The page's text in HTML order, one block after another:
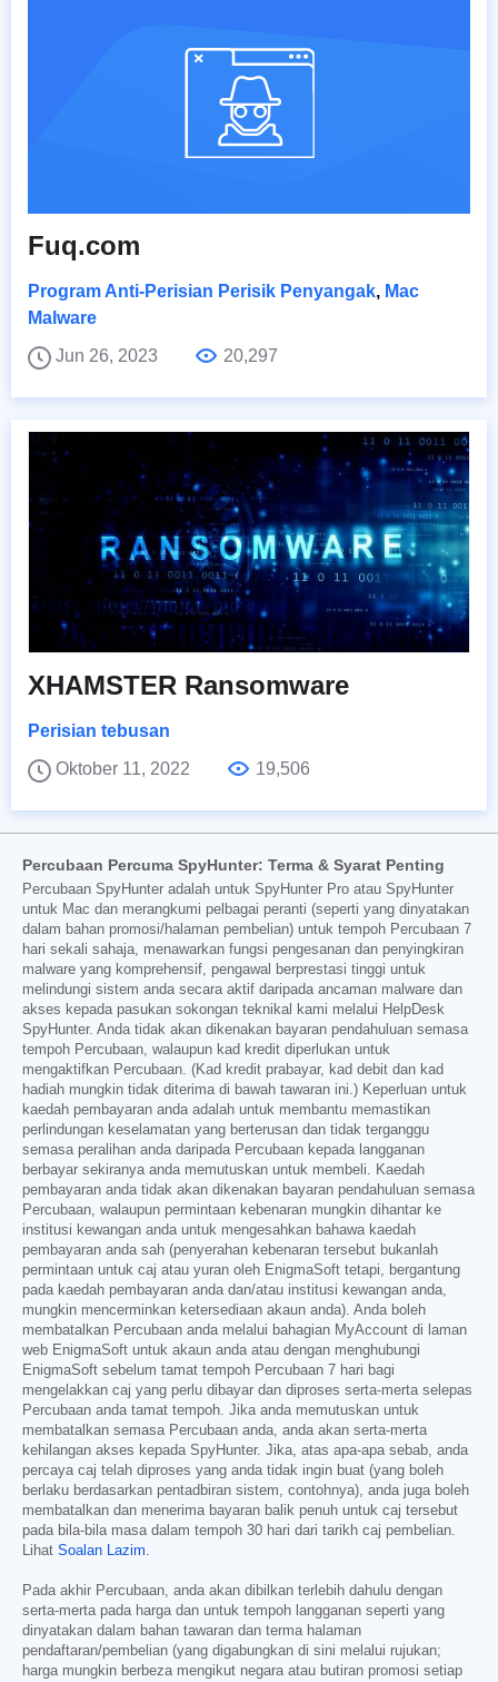
Fuq.com
Program Anti-Perisian Perisik Penyangak, Mac
Malware
Jun 26, 2023
20,297
XHAMSTER Ransomware
Perisian tebusan
Oktober 11, 2022
19,506
Percubaan Percuma SpyHunter: Terma & Syarat Penting
Percubaan SpyHunter adalah untuk SpyHunter Pro atau SpyHunter
untuk Mac dan merangkumi pelbagai peranti (seperti yang dinyatakan
dalam bahan promosi/halaman pembelian) untuk tempoh Percubaan 7
hari sekali sahaja, menawarkan fungsi pengesanan dan penyingkiran
malware yang komprehensif, pengawal berprestasi tinggi untuk
melindungi sistem anda secara aktif daripada ancaman malware dan
akses kepada pasukan sokongan teknikal kami melalui HelpDesk
SpyHunter. Anda tidak akan dikenakan bayaran pendahuluan semasa
tempoh Percubaan, walaupun kad kredit diperlukan untuk
mengaktifkan Percubaan. (Kad kredit prabayar, kad debit dan kad
hadiah mungkin tidak diterima di bawah tawaran ini.) Keperluan untuk
kaedah pembayaran anda adalah untuk membantu memastikan
perlindungan keselamatan yang berterusan dan tidak terganggu
semasa peralihan anda daripada Percubaan kepada langganan
berbayar sekiranya anda memutuskan untuk membeli. Kaedah
pembayaran anda tidak akan dikenakan bayaran pendahuluan semasa
Percubaan, walaupun permintaan kebenaran mungkin dihantar ke
institusi kewangan anda untuk mengesahkan bahawa kaedah
pembayaran anda sah (penyerahan kebenaran tersebut bukanlah
permintaan untuk caj atau yuran oleh EnigmaSoft tetapi, bergantung
pada kaedah pembayaran anda dan/atau institusi kewangan anda,
mungkin mencerminkan ketersediaan akaun anda). Anda boleh
membatalkan Percubaan anda melalui bahagian MyAccount di laman
web EnigmaSoft untuk akaun anda atau dengan menghubungi
EnigmaSoft sebelum tamat tempoh Percubaan 7 hari bagi
mengelakkan caj yang perlu dibayar dan diproses serta-merta selepas
Percubaan anda tamat tempoh. Jika anda memutuskan untuk
membatalkan semasa Percubaan anda, anda akan serta-merta
kehilangan akses kepada SpyHunter. Jika, atas apa-apa sebab, anda
percaya caj telah diproses yang anda tidak ingin buat (yang boleh
berlaku berdasarkan pentadbiran sistem, contohnya), anda juga boleh
membatalkan dan menerima bayaran balik penuh untuk caj tersebut
pada bila-bila masa dalam tempoh 30 hari dari tarikh caj pembelian.
Lihat Soalan Lazim.
Pada akhir Percubaan, anda akan dibilkan terlebih dahulu dengan
serta-merta pada harga dan untuk tempoh langganan seperti yang
dinyatakan dalam bahan tawaran dan terma halaman
pendaftaran/pembelian (yang digabungkan di sini melalui rujukan;
harga mungkin berbeza mengikut negara atau butiran promosi setiap